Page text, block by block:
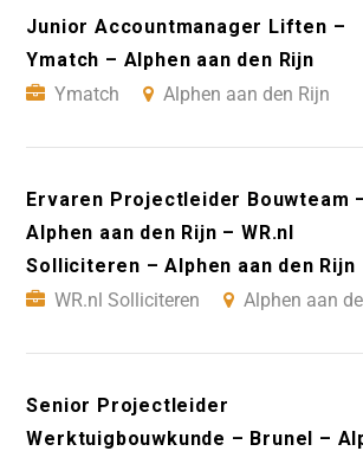
Junior Accountmanager Liften –
Ymatch – Alphen aan den Rijn
Ymatch
Alphen aan den Rijn
Ervaren Projectleider Bouwteam
Alphen aan den Rijn – WR.nl
Solliciteren – Alphen aan den Rijn
WR.nl Solliciteren
Alphen aan
Senior Projectleider
Werktuigbouwkunde – Brunel –